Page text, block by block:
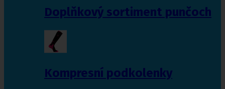
Doplňkový sortiment punčoch
Kompresní podkolenky